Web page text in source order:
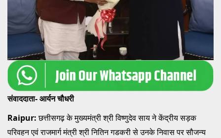
संवाददाता- आर्यन चौधरी
Raipur:छत्तीसगढ़ के मुख्यमंत्री श्री विष्णुदेव साय ने केंद्रीय सड़क
परिवहन एवं राजमार्ग मंत्री श्री नितिन गडकरी से उनके निवास पर सौजन्य